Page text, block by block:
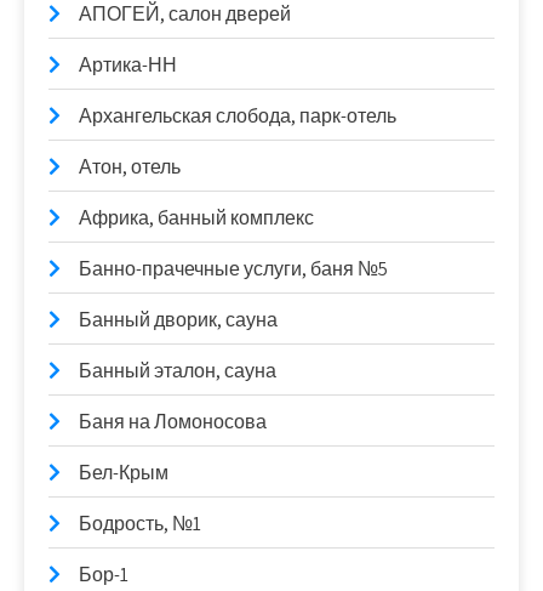
АПОГЕЙ, салон дверей
Артика-НН
Архангельская слобода, парк-отель
Атон, отель
Африка, банный комплекс
Банно-прачечные услуги, баня №5
Банный дворик, сауна
Банный эталон, сауна
Баня на Ломоносова
Бел-Крым
Бодрость, №1
Бор-1